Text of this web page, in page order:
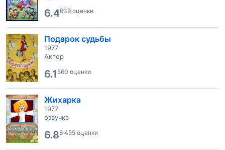
6.4639 оценки
Подарок судьбы
1977
Актер
6.1 560 оценки
Жихарка
1977
озвучка
6.88 455 оценки